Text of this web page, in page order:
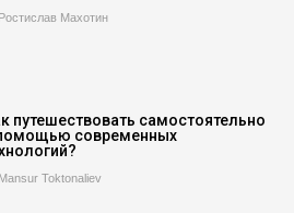
Махотин
путешествовать самостоятельно
современных
Toktonaliev